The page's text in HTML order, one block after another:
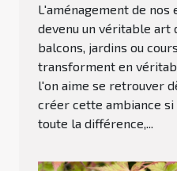
L'aménagement de
devenu un véritable art
balcons, jardins ou
transforment en
l'on aime se retrouver
créer cette ambiance
toute la différence,...